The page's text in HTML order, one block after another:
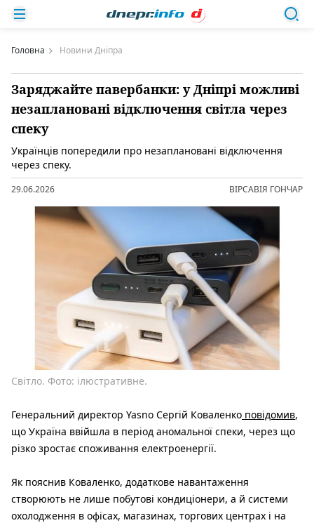
Головна Новини Дніпра
Заряджайте павербанки: у Дніпрі можливі
незаплановані відключення світла через
спеку
Українців попередили про незаплановані відключення
через спеку.
29.06.2026 ВІРСАВІЯ ГОНЧАР
Світло. Фото: ілюстративне.
Генеральний директор Yasno Сергій Коваленко повідомив,
що Україна ввійшла в період аномальної спеки, через що
різко зростає споживання електроенергії.
Як пояснив Коваленко, додаткове навантаження
створюють не лише побутові кондиціонери, а й системи
охолодження в офісах, магазинах, торгових центрах і на